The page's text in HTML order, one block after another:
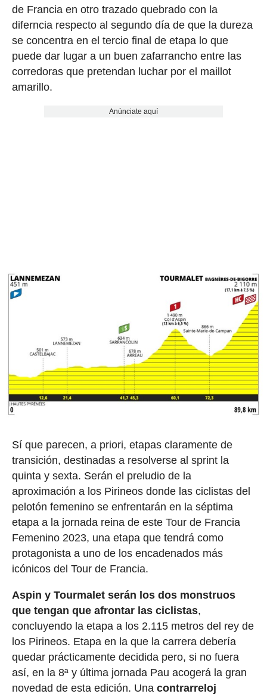
de Francia en otro trazado quebrado con la
diferncia respecto al segundo día de que la dureza
se concentra en el tercio final de etapa lo que
puede dar lugar a un buen zafarrancho entre las
corredoras que pretendan luchar por el maillot
amarillo.
Anúnciate aquí
Sí que parecen, a priori, etapas claramente de
transición, destinadas a resolverse al sprint la
quinta y sexta. Serán el preludio de la
aproximación a los Pirineos donde las ciclistas del
pelotón femenino se enfrentarán en la séptima
etapa a la jornada reina de este Tour de Francia
Femenino 2023, una etapa que tendrá como
protagonista a uno de los encadenados más
icónicos del Tour de Francia.
Aspin y Tourmalet serán los dos monstruos
que tengan que afrontar las ciclistas,
concluyendo la etapa a los 2.115 metros del rey de
los Pirineos. Etapa en la que la carrera debería
quedar prácticamente decidida pero, si no fuera
así, en la 8ª y última jornada Pau acogerá la gran
novedad de esta edición. Una contrarreloj